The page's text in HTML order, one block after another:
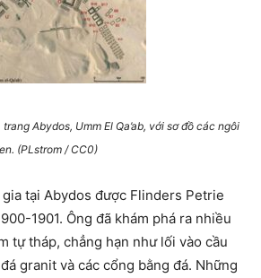
Abydos, Umm El Qa’ab, với sơ đồ các ngôi
(PLstrom / CC0)
tại Abydos được Flinders Petrie
1901. Ông đã khám phá ra nhiều
tự tháp, chẳng hạn như lối vào cầu
granit và các cổng bằng đá. Những